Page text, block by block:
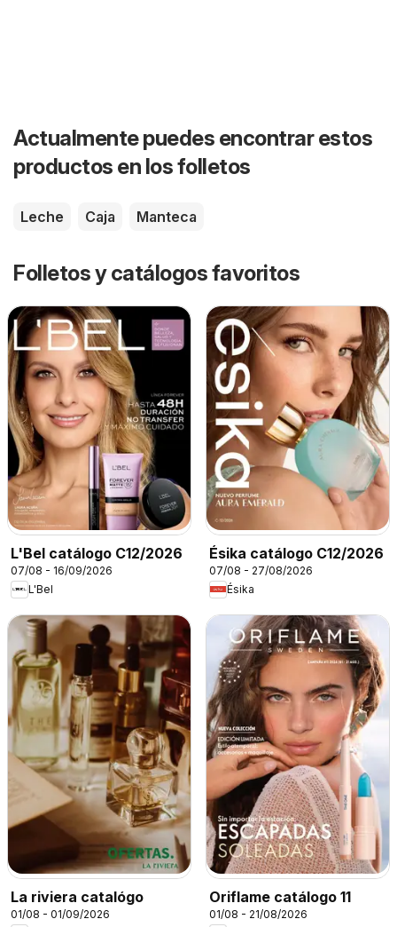
Actualmente puedes encontrar estos
productos en los folletos
Leche Caja Manteca
Folletos y catálogos favoritos
L'Bel catálogo C12/2026
07/08 - 16/09/2026
L'Bel
Ésika catálogo C12/2026
07/08 - 27/08/2026
Ésika
La riviera catalógo
01/08 - 01/09/2026
Oriflame catálogo 11
01/08 - 21/08/2026